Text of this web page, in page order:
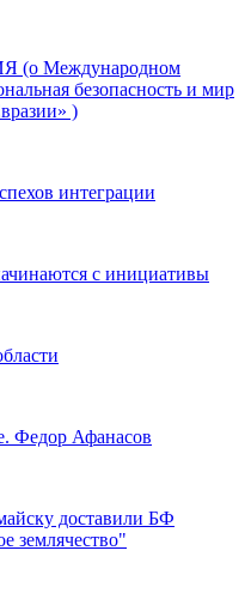
Международном
безопасность и мир
)
интеграции
с инициативы
Федор Афанасов
доставили БФ
землячество"